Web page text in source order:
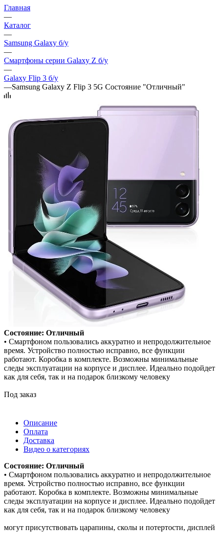
Главная
—
Каталог
—
Samsung Galaxy б/у
—
Смартфоны серии Galaxy Z б/у
—
Galaxy Flip 3 б/у
—Samsung Galaxy Z Flip 3 5G Состояние "Отличный"
Состояние: Отличный
• Смартфоном пользовались аккуратно и непродолжительное
время. Устройство полностью исправно, все функции
работают. Коробка в комплекте. Возможны минимальные
следы эксплуатации на корпусе и дисплее. Идеально подойдет
как для себя, так и на подарок близкому человеку
Под заказ
Описание
Оплата
Доставка
Видео о категориях
Состояние: Отличный
• Смартфоном пользовались аккуратно и непродолжительное
время. Устройство полностью исправно, все функции
работают. Коробка в комплекте. Возможны минимальные
следы эксплуатации на корпусе и дисплее. Идеально подойдет
как для себя, так и на подарок близкому человеку
могут присутствовать царапины, сколы и потертости, дисплей